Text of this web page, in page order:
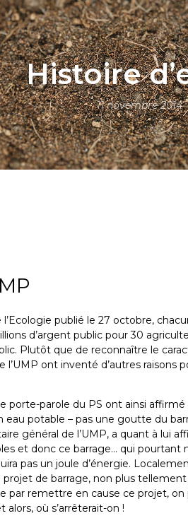
Histoire
11 novembre 2014
publié le 27 octobre,
d’argent public pour 30
Plutôt que de reconnaître le
ont inventé d’autres raisons
porte-parole du PS ont ainsi affirmé
potable – pas une goutte du
général de l’UMP, a quant à lui
et donc ce barrage… qui pourtant
pas un joule d’énergie.
de barrage, non plus tellement
par remettre en cause ce projet, on
où s’arrêterait-on !